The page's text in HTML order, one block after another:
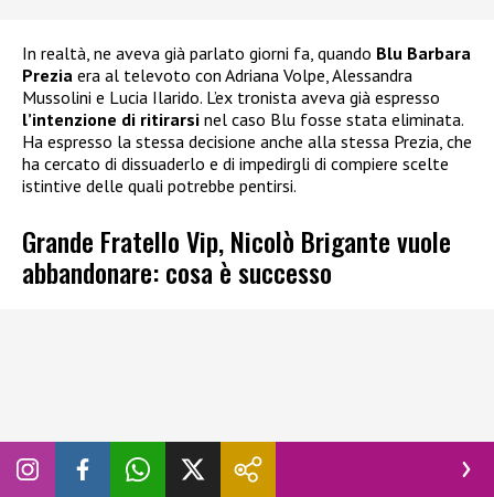
In realtà, ne aveva già parlato giorni fa, quando Blu Barbara
Prezia era al televoto con Adriana Volpe, Alessandra
Mussolini e Lucia Ilarido. L’ex tronista aveva già espresso
l’intenzione di ritirarsi nel caso Blu fosse stata eliminata.
Ha espresso la stessa decisione anche alla stessa Prezia, che
ha cercato di dissuaderlo e di impedirgli di compiere scelte
istintive delle quali potrebbe pentirsi.
Grande Fratello Vip, Nicolò Brigante vuole
abbandonare: cosa è successo